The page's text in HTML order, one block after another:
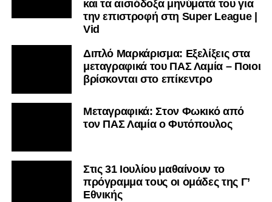
και τα αισιόδοξα μηνύματά του για
την επιστροφή στη Super League |
Vid
Διπλό Μαρκάρισμα: Εξελίξεις στα
μεταγραφικά του ΠΑΣ Λαμία – Ποιοι
βρίσκονται στο επίκεντρο
Μεταγραφικά: Στον Φωκικό από
τον ΠΑΣ Λαμία ο Φυτόπουλος
Στις 31 Ιουλίου μαθαίνουν το
πρόγραμμα τους οι ομάδες της Γ’
Εθνικής